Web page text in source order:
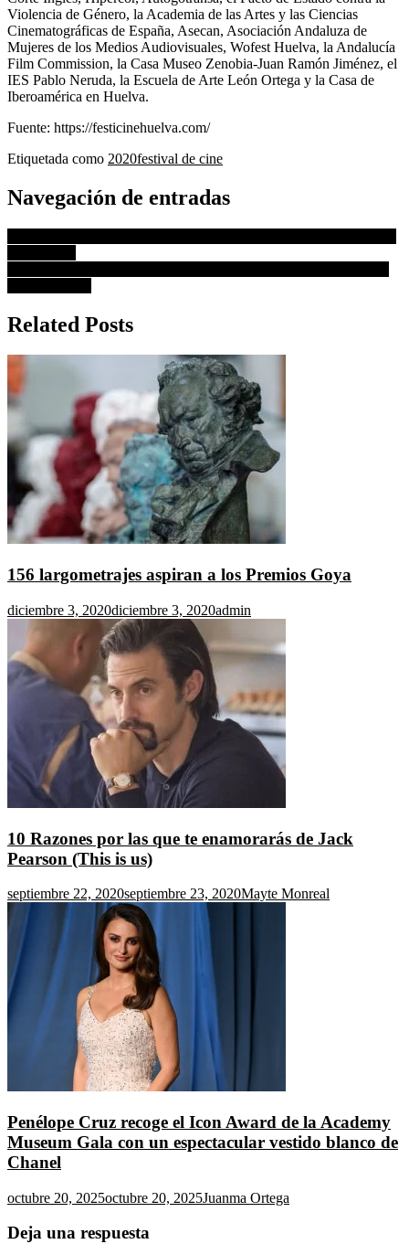
Violencia de Género, la Academia de las Artes y las Ciencias
Cinematográficas de España, Asecan, Asociación Andaluza de
Mujeres de los Medios Audiovisuales, Wofest Huelva, la Andalucía
Film Commission, la Casa Museo Zenobia-Juan Ramón Jiménez, el
IES Pablo Neruda, la Escuela de Arte León Ortega y la Casa de
Iberoamérica en Huelva.
Fuente: https://festicinehuelva.com/
Etiquetada como 2020festival de cine
Navegación de entradas
Related Posts
156 largometrajes aspiran a los Premios Goya
diciembre 3, 2020diciembre 3, 2020admin
10 Razones por las que te enamorarás de Jack
Pearson (This is us)
septiembre 22, 2020septiembre 23, 2020Mayte Monreal
Penélope Cruz recoge el Icon Award de la Academy
Museum Gala con un espectacular vestido blanco de
Chanel
octubre 20, 2025octubre 20, 2025Juanma Ortega
Deja una respuesta